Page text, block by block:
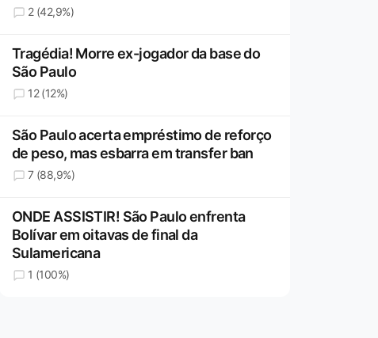
2 (42,9%)
Tragédia! Morre ex-jogador da base do
São Paulo
12 (12%)
São Paulo acerta empréstimo de reforço
de peso, mas esbarra em transfer ban
7 (88,9%)
ONDE ASSISTIR! São Paulo enfrenta
Bolívar em oitavas de final da
Sulamericana
1 (100%)